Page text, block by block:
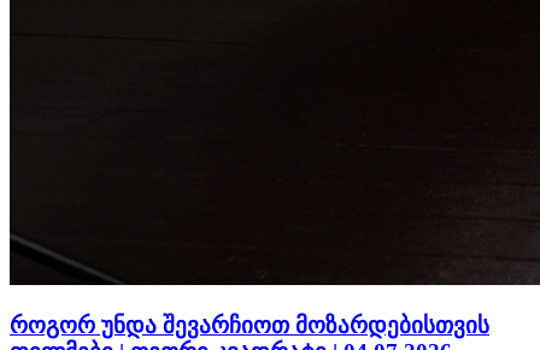
როგორ უნდა შევარჩიოთ მოზარდებისთვის